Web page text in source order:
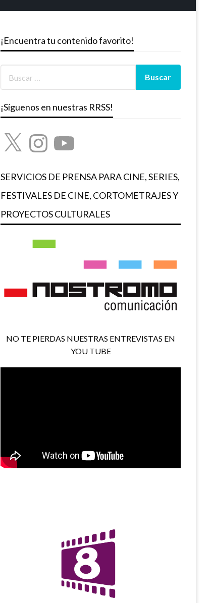
¡Encuentra tu contenido favorito!
¡Síguenos en nuestras RRSS!
X InstagramYouTube
SERVICIOS DE PRENSA PARA CINE, SERIES,
FESTIVALES DE CINE, CORTOMETRAJES Y
PROYECTOS CULTURALES
NO TE PIERDAS NUESTRAS ENTREVISTAS EN
YOU TUBE